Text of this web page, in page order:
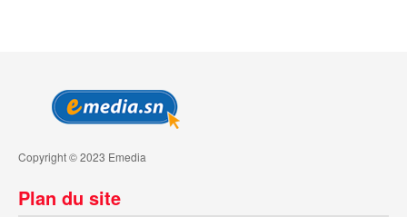
Copyright © 2023 Emedia
Plan du site